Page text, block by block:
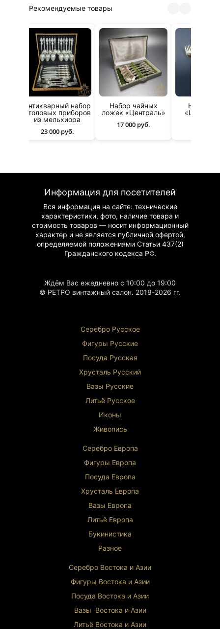
Рекомендуемые товары
Антикварный набор
столовых приборов
из мельхиора
23 000 руб.
Набор чайных
ложек «Централь»
17 000 руб.
Набор
Информация для посетителей
Вся информация на сайте: технические
характеристики, фото, наличие товара и
стоимость товаров — носит информационный
характер и не является публичной офертой,
определяемой положениями Статьи 437(2)
Гражданскогокодекса РФ.
Ждём Вас ежедневно с 10:00 до 19:00
© РЕТРО винтажный салон. 2018-2026 гг.
Серебро Русское
Фигуры Русские
Посуда Русская
Хрусталь Русский
Вазы Русские
Литьё Русское
Иконы
Живопись
Серебро Европа
Фигуры Европа
Посуда Европа
Хрусталь Европа
Вазы Европа
Литьё Европа
Букинистика
Разное
Серебро Востока и Азии
Фигуры Востока и Азии
Посуда Востока и Азии
Вазы Востока и Азии
Литьё Востока и Азии